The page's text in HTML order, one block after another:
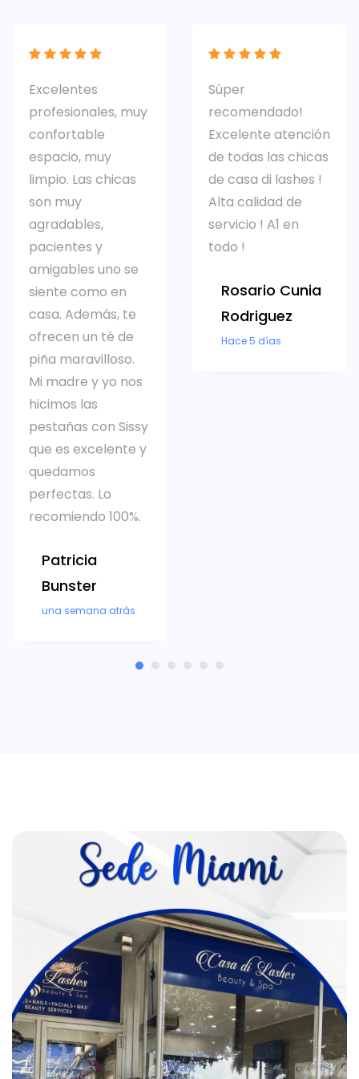
Excelentes
profesionales, muy
confortable
espacio, muy
limpio. Las chicas
son muy
agradables,
pacientes y
amigables uno se
siente como en
casa. Además, te
ofrecen un té de
piña maravilloso.
Mi madre y yo nos
hicimos las
pestañas con Sissy
que es excelente y
quedamos
perfectas. Lo
recomiendo 100%.
Patricia
Bunster
una semana atrás
Súper
recomendado!
Excelente atención
de todas las chicas
de casa di lashes !
Alta calidad de
servicio ! A1 en
todo !
Rosario Cunia
Rodriguez
Hace 5 días